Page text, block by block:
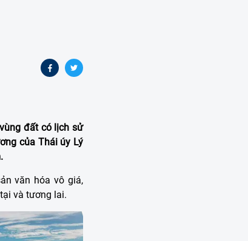
đất có lịch sử
của Thái úy Lý
văn hóa vô giá,
và tương lai.